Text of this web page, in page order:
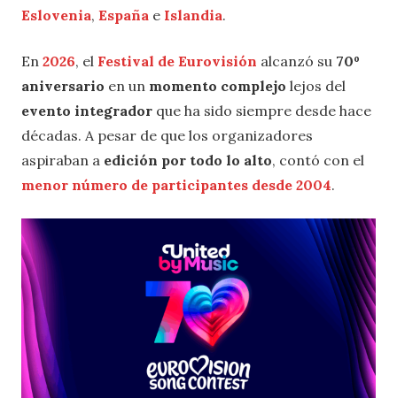
Eslovenia, España e Islandia.
En 2026, el Festival de Eurovisión alcanzó su 70º
aniversario en un momento complejo lejos del
evento integrador que ha sido siempre desde hace
décadas. A pesar de que los organizadores
aspiraban a edición por todo lo alto, contó con el
menor número de participantes desde 2004.